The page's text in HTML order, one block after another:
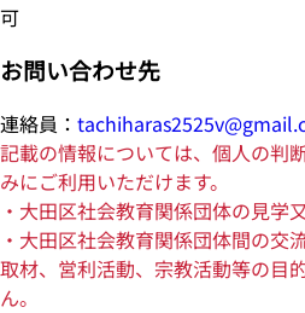
可
お問い合わせ先
連絡員：
記載の情報については、個人の判
みにご利用いただけます。
・大田区社会教育関係団体の見学
・大田区社会教育関係団体間の交
取材、営利活動、宗教活動等の目
ん。